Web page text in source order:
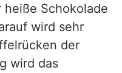
Schokolade
wird sehr
der
wird das